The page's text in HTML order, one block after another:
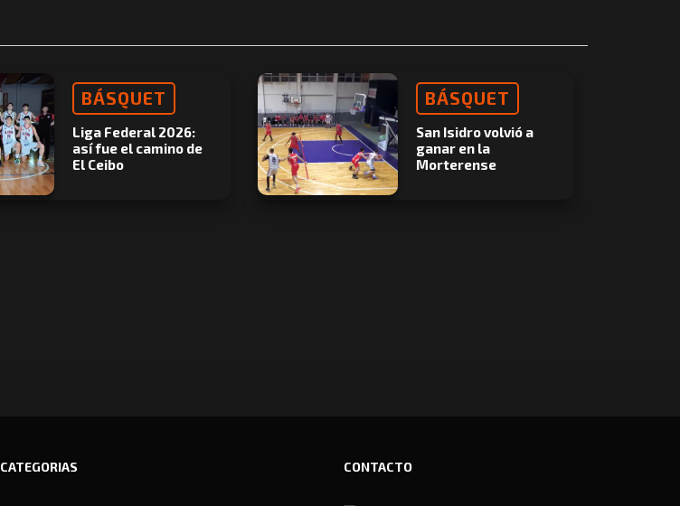
BÁSQUET
Liga Federal 2026:
así fue el camino de
El Ceibo
BÁSQUET
San Isidro volvió a
ganar en la
Morterense
CATEGORIAS CONTACTO